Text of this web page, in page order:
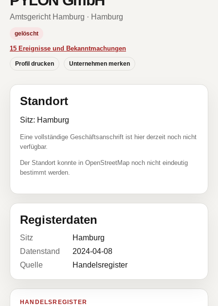
Amtsgericht Hamburg · Hamburg
gelöscht
15 Ereignisse und Bekanntmachungen
Profil drucken Unternehmen merken
Standort
Sitz: Hamburg
Eine vollständige Geschäftsanschrift ist hier derzeit noch nicht
verfügbar.
Der Standort konnte in OpenStreetMap noch nicht eindeutig
bestimmt werden.
Registerdaten
Sitz
Hamburg
Datenstand
2024-04-08
Quelle
Handelsregister
HANDELSREGISTER